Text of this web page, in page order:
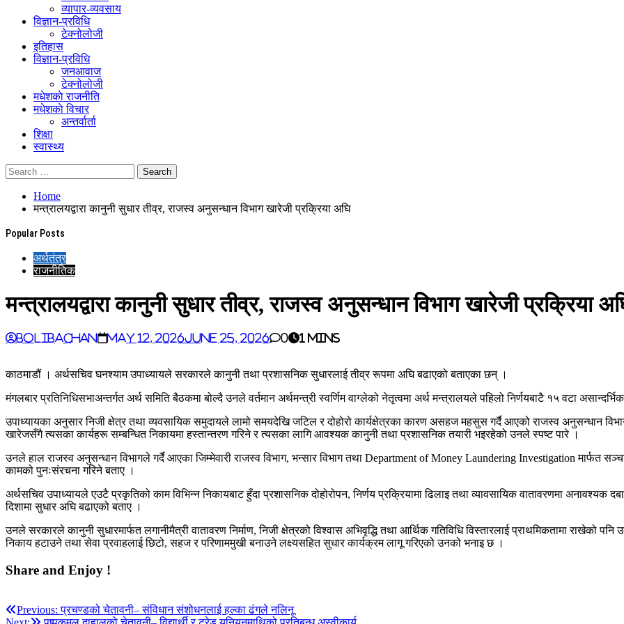
व्यापार-व्यवसाय
विज्ञान-प्रविधि
टेक्नोलोजी
इतिहास
विज्ञान-प्रविधि
जनआवाज
टेक्नोलोजी
मधेशकाे राजनीति
मधेशकाे विचार
अन्तर्वार्ता
शिक्षा
स्वास्थ्य
Home
मन्त्रालयद्वारा कानुनी सुधार तीव्र, राजस्व अनुसन्धान विभाग खारेजी प्रक्रिया अघि
Popular Posts
अर्थतंत्र
राजनीतिक
मन्त्रालयद्वारा कानुनी सुधार तीव्र, राजस्व अनुसन्धान विभाग खारेजी प्रक्रिया
BoliBachan May 12, 2026June 25, 2026 0 1 mins
काठमाडौं । अर्थसचिव घनश्याम उपाध्यायले सरकारले कानुनी तथा प्रशासनिक सुधारलाई तीव्र रूपमा अघि बढाएको बताएका छन् ।
मंगलबार प्रतिनिधिसभाअन्तर्गत अर्थ समिति बैठकमा बोल्दै उनले वर्तमान अर्थमन्त्री स्वर्णिम वाग्लेको नेतृत्वमा अर्थ मन्त्रालयले पहिलो निर्णयबाटै १५ वटा
उपाध्यायका अनुसार निजी क्षेत्र तथा व्यवसायिक समुदायले लामो समयदेखि जटिल र दोहोरो कार्यक्षेत्रका कारण असहज महसुस गर्दै आएको राजस्व अनुसन्धान
खारेजसँगै त्यसका कार्यहरू सम्बन्धित निकायमा हस्तान्तरण गरिने र त्यसका लागि आवश्यक कानुनी तथा प्रशासनिक तयारी भइरहेको उनले स्पष्ट पारे ।
उनले हाल राजस्व अनुसन्धान विभागले गर्दै आएका जिम्मेवारी राजस्व विभाग, भन्सार विभाग तथा Department of Money Laundering Investigation मार्फत
कामको पुनःसंरचना गरिने बताए ।
अर्थसचिव उपाध्यायले एउटै प्रकृतिको काम विभिन्न निकायबाट हुँदा प्रशासनिक दोहोरोपन, निर्णय प्रक्रियामा ढिलाइ तथा व्यावसायिक वातावरणमा अनावश्यक
दिशामा सुधार अघि बढाएको बताए ।
उनले सरकारले कानुनी सुधारमार्फत लगानीमैत्री वातावरण निर्माण, निजी क्षेत्रको विश्वास अभिवृद्धि तथा आर्थिक गतिविधि विस्तारलाई प्राथमिकतामा राखेको
निकाय हटाउने तथा सेवा प्रवाहलाई छिटो, सहज र परिणाममुखी बनाउने लक्ष्यसहित सुधार कार्यक्रम लागू गरिएको उनको भनाइ छ ।
Share and Enjoy !
Post
Previous: प्रचण्डको चेतावनी– संविधान संशोधनलाई हल्का ढंगले नलिनू